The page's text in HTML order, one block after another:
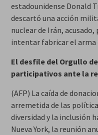
estadounidense Donald
descartó una acción
nuclear de Irán, acusado,
intentar fabricar el arma
El desfile del Orgullo
participativos ante la
(AFP) La caída de
arremetida de las
diversidad y la inclusión
Nueva York, la reunión